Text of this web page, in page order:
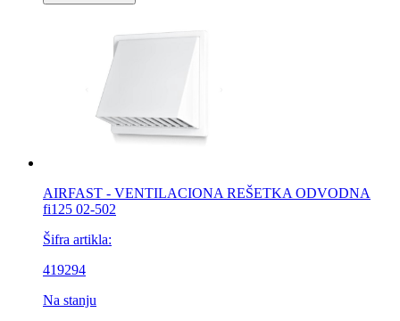
AIRFAST - VENTILACIONA REŠETKA ODVODNA
fi125 02-502
Šifra artikla:
419294
Na stanju